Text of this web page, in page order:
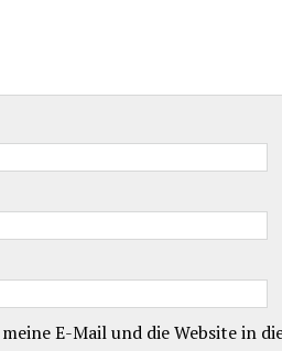
E-Mail und die Website in